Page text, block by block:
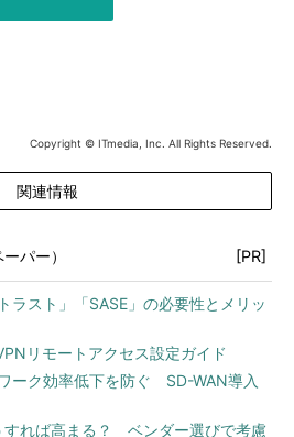
Copyright © ITmedia, Inc. All Rights Reserved.
関連情報
パー） [PR]
ラスト」「SASE」の必要性とメリッ
リモートアクセス設定ガイド
ーク効率低下を防ぐ SD-WAN導入
すれば高まる？ ベンダー選びで考慮